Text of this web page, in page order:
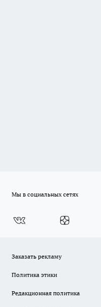
Мы в социальных сетях
Заказать рекламу
Политика этики
Редакционная политика